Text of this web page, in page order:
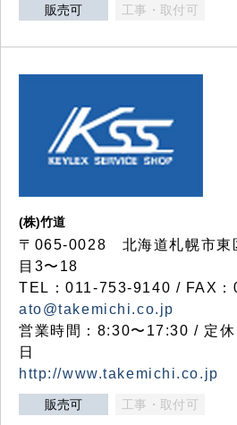
販売可 工事・取付可
(株)竹道
〒065-0028 北海道札幌市東
目3〜18
TEL：011-753-9140 / FAX
ato@takemichi.co.jp
営業時間：8:30〜17:30 / 定休
日
http://www.takemichi.co.jp
販売可 工事・取付可